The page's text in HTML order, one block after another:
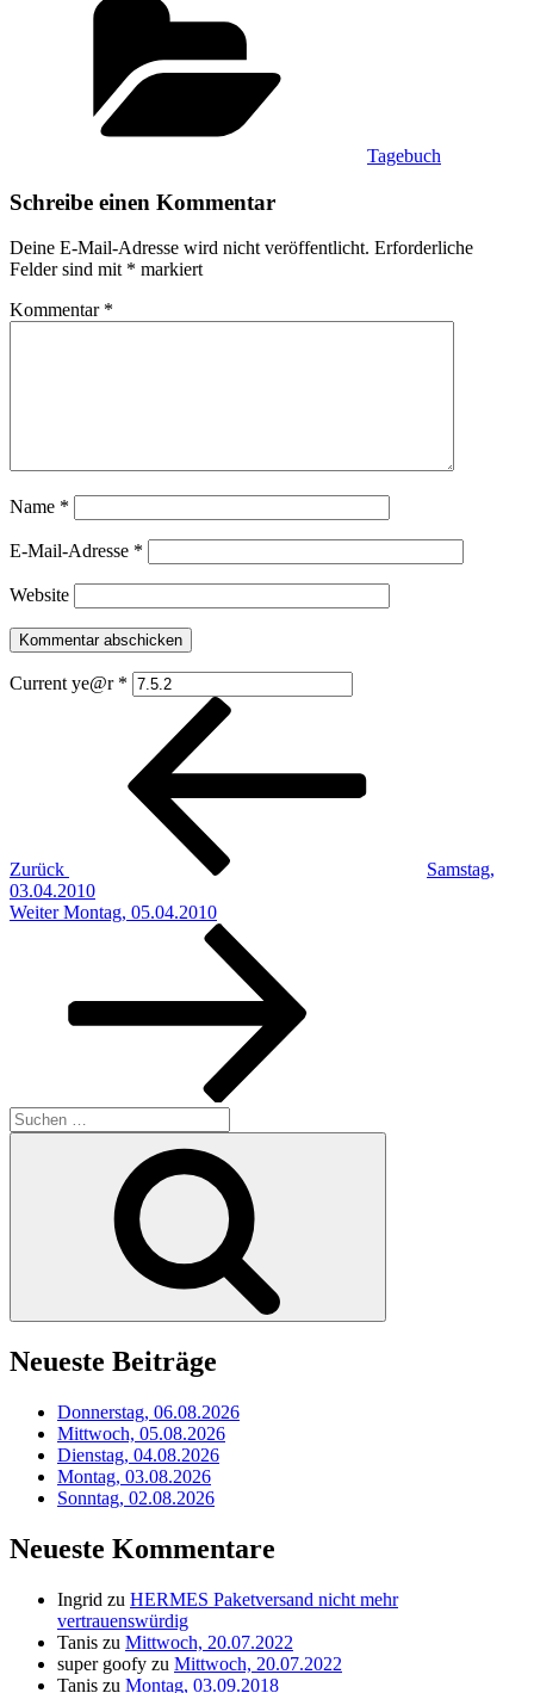
Tagebuch
Schreibe einen Kommentar
Deine E-Mail-Adresse wird nicht veröffentlicht. Erforderliche
Felder sind mit * markiert
Kommentar *
Name *
E-Mail-Adresse *
Website
Current ye@r *
Beitragsnavigation
Zurück
Samstag,
03.04.2010
Nächster
Weiter Montag, 05.04.2010
Suchen
nach:
Neueste Beiträge
Donnerstag, 06.08.2026
Mittwoch, 05.08.2026
Dienstag, 04.08.2026
Montag, 03.08.2026
Sonntag, 02.08.2026
Neueste Kommentare
Ingrid zu HERMES Paketversand nicht mehr
vertrauenswürdig
Tanis zu Mittwoch, 20.07.2022
super goofy zu Mittwoch, 20.07.2022
Tanis zu Montag, 03.09.2018